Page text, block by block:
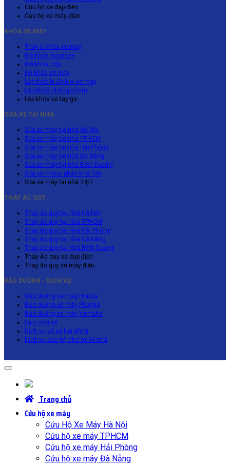
Cứu hộ xe đạp điện
Cứu hộ xe máy điện
KHÓA XE MÁY
Thay ổ khóa xe máy
Mở khóa smarkey
Mở khóa cốp
Độ khóa xe máy
Lắp thiết bị định vị xe máy
Lắp khóa chống chộm
Lắp khóa xe tay ga
SỬA XE TẠI NHÀ
Sửa xe máy tại nhà Hà Nội
Sửa xe máy tại nhà TPHCM
Sửa xe máy tại nhà Hải Phòng
Sửa xe máy tại nhà Đà Nẵng
Sửa xe máy tại nhà Bình Dương
Sửa xe motor phân khối lớn
Sửa xe máy tại nhà 24/7
THAY ẮC QUY
Thay ắc quy tại nhà Hà Nội
Thay ắc quy tại nhà TPHCM
Thay ắc quy tại nhà Hải Phòng
Thay ắc quy tại nhà Đà Nẵng
Thay ắc quy tại nhà Bình Dương
Thay Ắc quy xe đạp điện
Thay ắc quy xe máy điện
BẢO DƯỠNG - DỊCH VỤ
Bảo dưỡng xe máy Honda
Bảo dưỡng xe máy Piaggio
Bảo dưỡng xe máy Yamaha
Làm mới xe
Dịch vụ vá xe lưu động
Dịch vụ cứu hộ chở xe về nhà
Trang chủ
Cứu hộ xe máy
Cứu Hộ Xe Máy Hà Nội
Cứu hộ xe máy TPHCM
Cứu hộ xe máy Hải Phòng
Cứu hộ xe máy Đà Nẵng